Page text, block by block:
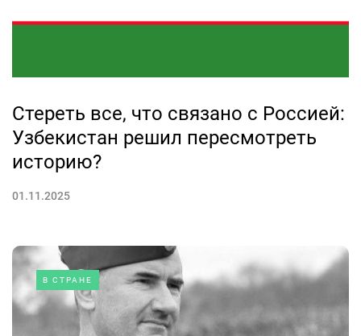
Стереть все, что связано с Россией:
Узбекистан решил пересмотреть
историю?
01.11.2025
В СТРАНЕ